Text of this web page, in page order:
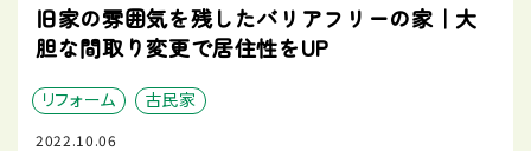
旧家の雰囲気を残したバリアフリーの家｜大
胆な間取り変更で居住性をUP
リフォーム 古民家
2022.10.06